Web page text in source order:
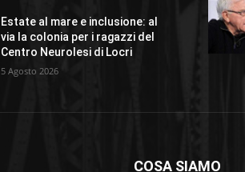
Estate al mare e inclusione: al
via la colonia per i ragazzi del
Centro Neurolesi di Locri
5 Agosto 2026
COSA SIAMO